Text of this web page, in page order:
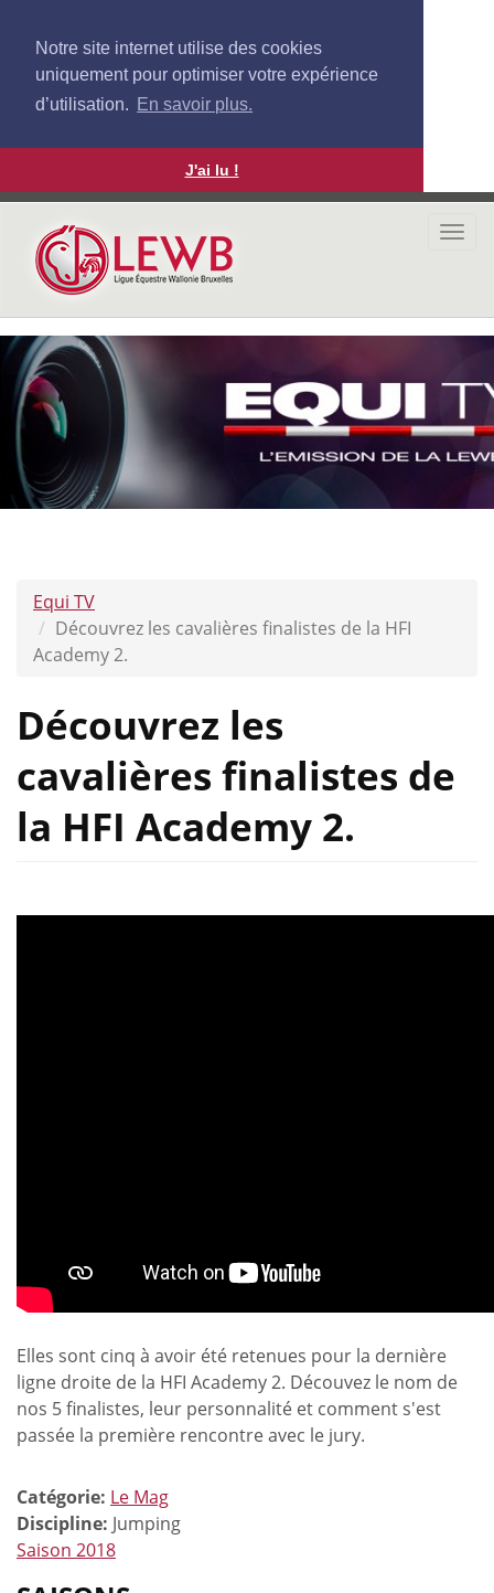
Notre site internet utilise des cookies
uniquement pour optimiser votre expérience
d’utilisation. En savoir plus.
J'ai lu !
Aller
contenu
principal
Equi TV
Découvrez les cavalières finalistes de la HFI
Academy 2.
Découvrez les
cavalières finalistes de
la HFI Academy 2.
Elles sont cinq à avoir été retenues pour la dernière
ligne droite de la HFI Academy 2. Découvez le nom de
nos 5 finalistes, leur personnalité et comment s'est
passée la première rencontre avec le jury.
Catégorie: Le Mag
Discipline: Jumping
Saison 2018